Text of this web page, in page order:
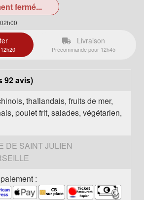
fermé...
Livraison
Précommande pour 12h45
92 avis)
thaïlandais, fruits de mer,
poulet frit, salades, végétarien,
DE SAINT JULIEN
: